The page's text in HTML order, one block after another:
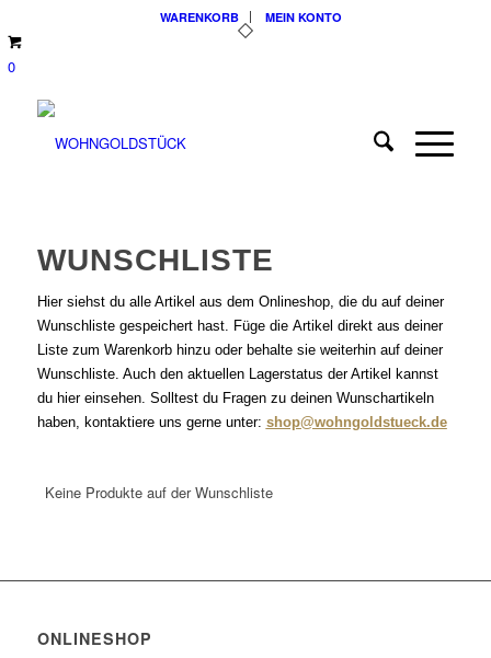
WARENKORB MEIN KONTO
0
WUNSCHLISTE
Hier siehst du alle Artikel aus dem Onlineshop, die du auf deiner
Wunschliste gespeichert hast. Füge die Artikel direkt aus deiner
Liste zum Warenkorb hinzu oder behalte sie weiterhin auf deiner
Wunschliste. Auch den aktuellen Lagerstatus der Artikel kannst
du hiereinsehen. Solltest du Fragen zu deinen Wunschartikeln
haben, kontaktiere uns gerne unter: shop@wohngoldstueck.de
Keine Produkte auf der Wunschliste
ONLINESHOP